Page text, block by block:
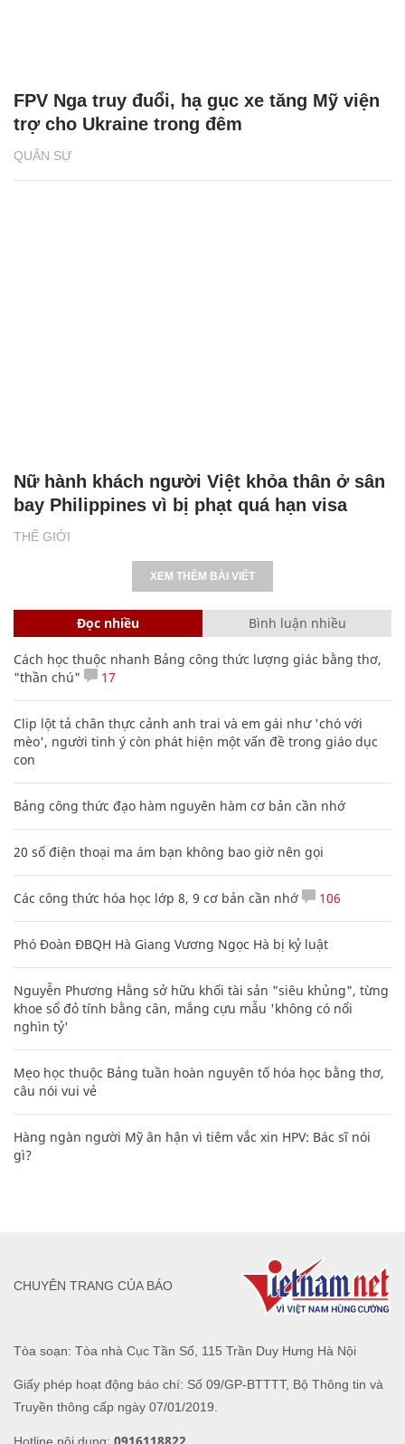
QUÂN SỰ
FPV Nga truy đuổi, hạ gục xe tăng Mỹ viện
trợ cho Ukraine trong đêm
THẾ GIỚI
Nữ hành khách người Việt khỏa thân ở sân
bay Philippines vì bị phạt quá hạn visa
XEM THÊM BÀI VIẾT
Đọc nhiều Bình luận nhiều
Cách học thuộc nhanh Bảng công thức lượng giác bằng thơ,
"thần chú"
17
Clip lột tả chân thực cảnh anh trai và em gái như 'chó với
mèo', người tinh ý còn phát hiện một vấn đề trong giáo dục
con
Bảng công thức đạo hàm nguyên hàm cơ bản cần nhớ
20 số điện thoại ma ám bạn không bao giờ nên gọi
Các công thức hóa học lớp 8, 9 cơ bản cần nhớ 106
Phó Đoàn ĐBQH Hà Giang Vương Ngọc Hà bị kỷ luật
Nguyễn Phương Hằng sở hữu khối tài sản "siêu khủng", từng
khoe sổ đỏ tính bằng cân, mắng cựu mẫu 'không có nổi
nghìn tỷ'
Mẹo học thuộc Bảng tuần hoàn nguyên tố hóa học bằng thơ,
câu nói vui vẻ
Hàng ngàn người Mỹ ân hận vì tiêm vắc xin HPV: Bác sĩ nói
gì?
Tòa soạn: Tòa nhà Cục Tần Số, 115 Trần Duy Hưng Hà Nội
Giấy phép hoạt động báo chí: Số 09/GP-BTTTT, Bộ Thông tin và
Truyền thông cấp ngày 07/01/2019.
CHUYÊN TRANG CỦA BÁO